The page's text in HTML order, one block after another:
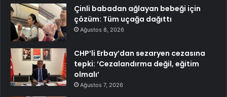
Çinli babadan ağlayan bebeği için
çözüm: Tüm uçağa dağıttı
Ağustos 8, 2026
CHP’li Erbay’dan sezaryen cezasına
tepki: ‘Cezalandırma değil, eğitim
olmalı’
Ağustos 7, 2026